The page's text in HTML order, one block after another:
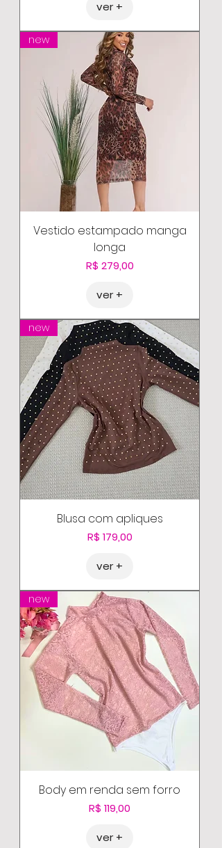
ver +
new
Vestido estampado manga
longa
Preço
R$ 279,00
ver +
new
Blusa com apliques
Preço
R$ 179,00
ver +
new
Body em renda sem forro
Preço
R$ 119,00
ver +